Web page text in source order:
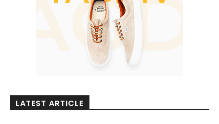
LATEST ARTICLE